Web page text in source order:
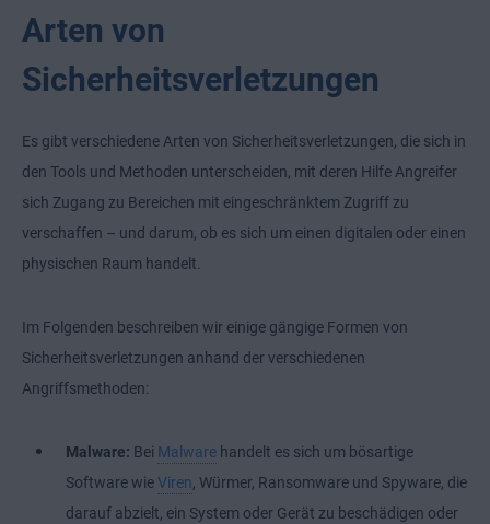
Arten von
Sicherheitsverletzungen
Es gibt verschiedene Arten von Sicherheitsverletzungen, die sich in
den Tools und Methoden unterscheiden, mit deren Hilfe Angreifer
sich Zugang zu Bereichen mit eingeschränktem Zugriff zu
verschaffen – und darum, ob es sich um einen digitalen oder einen
physischen Raum handelt.
Im Folgenden beschreiben wir einige gängige Formen von
Sicherheitsverletzungen anhand der verschiedenen
Angriffsmethoden:
Malware: Bei Malware handelt es sich um bösartige
Software wieViren, Würmer, Ransomware und Spyware, die
darauf abzielt, ein System oder Gerät zu beschädigen oder